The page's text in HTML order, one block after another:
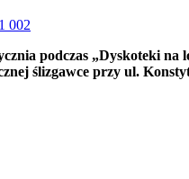
podczas „Dyskoteki na
ślizgawce przy ul.